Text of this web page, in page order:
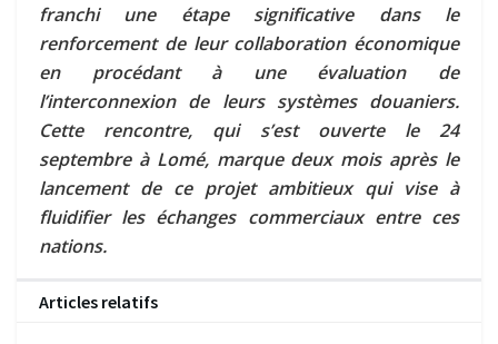
franchi une étape significative dans le
renforcement de leur collaboration économique
en procédant à une évaluation de
l’interconnexion de leurs systèmes douaniers.
Cette rencontre, qui s’est ouverte le 24
septembre à Lomé, marque deux mois après le
lancement de ce projet ambitieux qui vise à
fluidifier les échanges commerciaux entre ces
nations.
Articles relatifs